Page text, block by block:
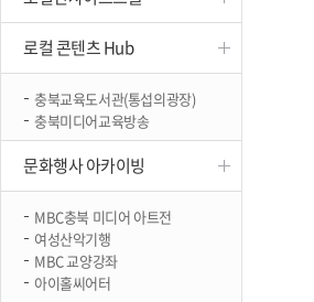
로컬 콘텐츠 Hub
충북교육도서관(통섭의광장)
충북미디어교육방송
문화행사 아카이빙
MBC충북 미디어 아트전
여성산악기행
MBC 교양강좌
아이홀씨어터